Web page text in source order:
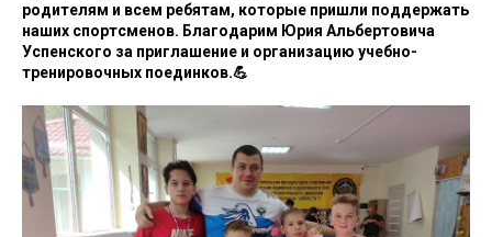
родителям и всем ребятам, которые пришли поддержать
наших спортсменов. Благодарим Юрия Альбертовича
Успенского за приглашение и организацию учебно-
тренировочных поединков.💪